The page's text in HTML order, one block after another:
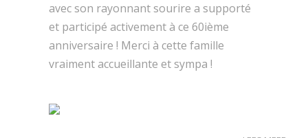
avec son rayonnant sourire a supporté
et participé activement à ce 60ième
anniversaire ! Merci à cette famille
vraiment accueillante et sympa !